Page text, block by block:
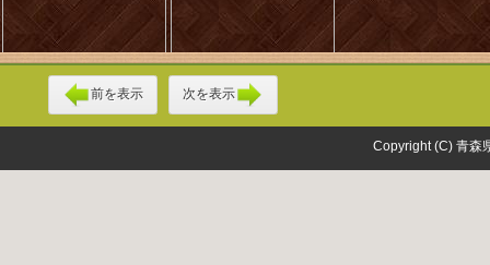
前を表示 次を表示
Copyright (C) 青森